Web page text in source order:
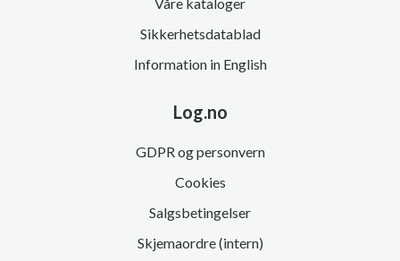
Sikkerhetsdatablad
Information in English
Log.no
GDPR og personvern
Cookies
Salgsbetingelser
Skjemaordre (intern)